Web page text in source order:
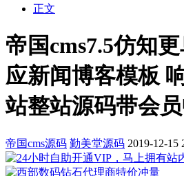
正文
帝国cms7.5仿知
应新闻博客模板
站整站源码带会
帝国cms源码 勤美堂源码 2019-12-15